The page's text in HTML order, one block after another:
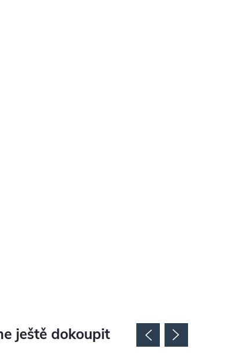
ještě dokoupit